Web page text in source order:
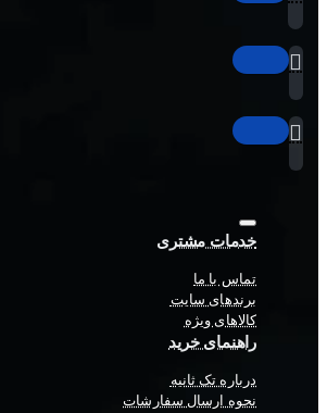
خدمات مشتری
تماس با ما
برندهای سایت
کالاهای ویژه
راهنمای خرید
درباره تک ثانیه
نحوه ارسال سفارشات